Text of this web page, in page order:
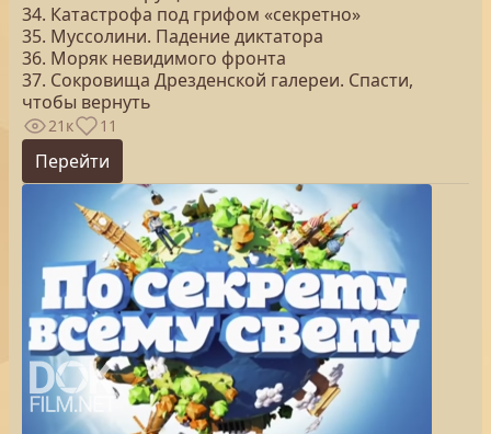
34. Катастрофа под грифом «секретно»
35. Муссолини. Падение диктатора
36. Моряк невидимого фронта
37. Сокровища Дрезденской галереи. Спасти,
чтобы вернуть
21к 11
Перейти